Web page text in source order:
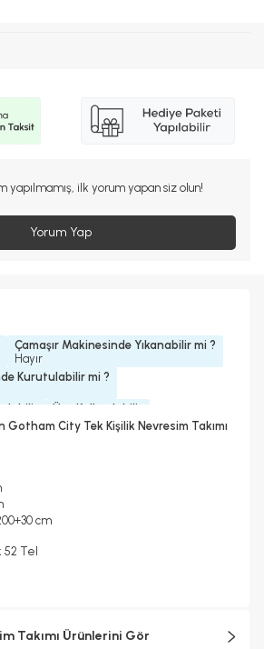
yapılmamış, ilk yorum yapan siz olun!
Yorum Yap
Çamaşır Makinesinde Yıkanabilir mi ?
Hayır
Kurutulabilir mi ?
Ütü Kullanılabilir
Hayır
Gotham City Tek Kişilik Nevresim Takımı
cm
52 Tel
Takımı Ürünlerini Gör